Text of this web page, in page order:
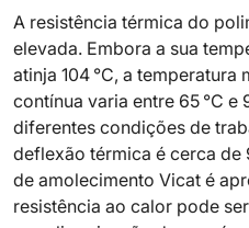
A resistência térmica do
elevada. Embora a sua
atinja 104 °C, a temperatura
contínua varia entre 65 °C e
diferentes condições de
deflexão térmica é cerca de
de amolecimento Vicat é
resistência ao calor pode